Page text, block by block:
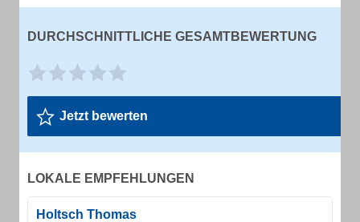
DURCHSCHNITTLICHE GESAMTBEWERTUNG
Jetzt bewerten
LOKALE EMPFEHLUNGEN
Holtsch Thomas